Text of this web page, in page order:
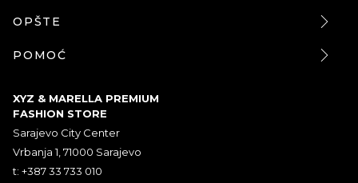
OPŠTE
POMOĆ
XYZ & MARELLA PREMIUM
FASHION STORE
Sarajevo City Center
Vrbanja 1, 71000 Sarajevo
t: +387 33 733 010